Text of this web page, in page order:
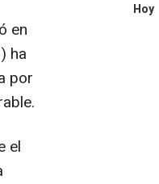
en
ha
por
el
Hoy